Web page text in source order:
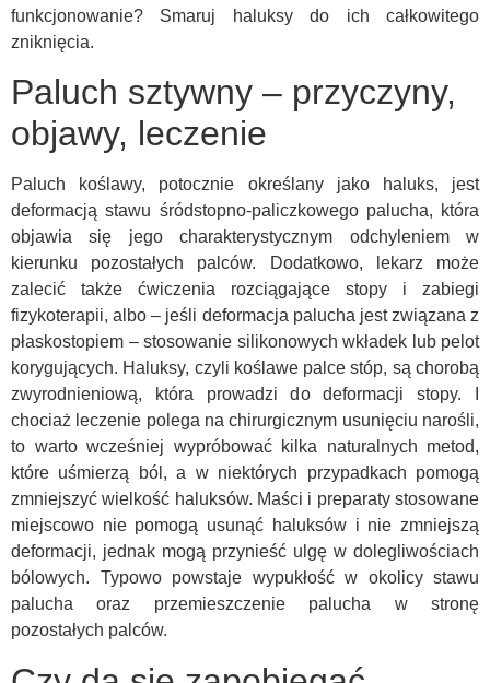
funkcjonowanie? Smaruj haluksy do ich całkowitego
zniknięcia.
Paluch sztywny – przyczyny,
objawy, leczenie
Paluch koślawy, potocznie określany jako haluks, jest
deformacją stawu śródstopno-paliczkowego palucha, która
objawia się jego charakterystycznym odchyleniem w
kierunku pozostałych palców. Dodatkowo, lekarz może
zalecić także ćwiczenia rozciągające stopy i zabiegi
fizykoterapii, albo – jeśli deformacja palucha jest związana z
płaskostopiem – stosowanie silikonowych wkładek lub pelot
korygujących. Haluksy, czyli koślawe palce stóp, są chorobą
zwyrodnieniową, która prowadzi do deformacji stopy. I
chociaż leczenie polega na chirurgicznym usunięciu narośli,
to warto wcześniej wypróbować kilka naturalnych metod,
które uśmierzą ból, a w niektórych przypadkach pomogą
zmniejszyć wielkość haluksów. Maści i preparaty stosowane
miejscowo nie pomogą usunąć haluksów i nie zmniejszą
deformacji, jednak mogą przynieść ulgę w dolegliwościach
bólowych. Typowo powstaje wypukłość w okolicy stawu
palucha oraz przemieszczenie palucha w stronę
pozostałych palców.